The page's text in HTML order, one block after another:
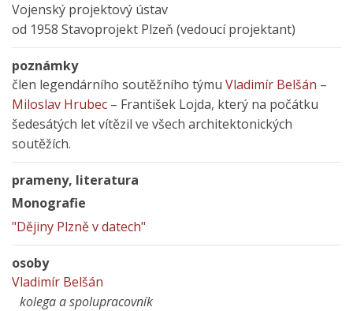
Vojenský projektový ústav
od 1958 Stavoprojekt Plzeň (vedoucí projektant)
poznámky
člen legendárního soutěžního týmu Vladimír Belšán –
Miloslav Hrubec – František Lojda, který na počátku
šedesátých let vítězil ve všech architektonických
soutěžích.
prameny, literatura
Monografie
"Dějiny Plzně v datech"
osoby
Vladimír Belšán
kolega a spolupracovník